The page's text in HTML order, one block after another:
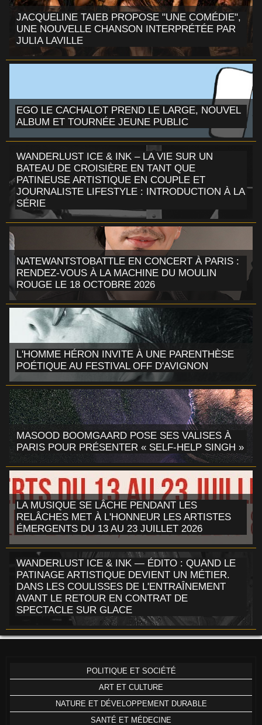
JACQUELINE TAIEB PROPOSE "UNE COMÉDIE",
UNE NOUVELLE CHANSON INTERPRÉTÉE PAR
JULIA LAVILLE
EGO LE CACHALOT PREND LE LARGE, NOUVEL
ALBUM ET TOURNÉE JEUNE PUBLIC
WANDERLUST ICE & INK – LA VIE SUR UN
BATEAU DE CROISIÈRE EN TANT QUE
PATINEUSE ARTISTIQUE EN COUPLE ET
JOURNALISTE LIFESTYLE : INTRODUCTION À LA
SÉRIE
NATEWANTSTOBATTLE EN CONCERT À PARIS :
RENDEZ-VOUS À LA MACHINE DU MOULIN
ROUGE LE 18 OCTOBRE 2026
L'HOMME HÉRON INVITE À UNE PARENTHÈSE
POÉTIQUE AU FESTIVAL OFF D'AVIGNON
MASOOD BOOMGAARD POSE SES VALISES À
PARIS POUR PRÉSENTER « SELF-HELP SINGH »
LA MUSIQUE SE LÂCHE PENDANT LES
RELÂCHES MET À L'HONNEUR LES ARTISTES
ÉMERGENTS DU 13 AU 23 JUILLET 2026
WANDERLUST ICE & INK — ÉDITO : QUAND LE
PATINAGE ARTISTIQUE DEVIENT UN MÉTIER.
DANS LES COULISSES DE L'ENTRAÎNEMENT
AVANT LE RETOUR EN CONTRAT DE
SPECTACLE SUR GLACE
POLITIQUE ET SOCIÉTÉ
ART ET CULTURE
NATURE ET DÉVELOPPEMENT DURABLE
SANTÉ ET MÉDECINE